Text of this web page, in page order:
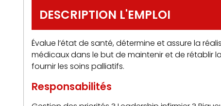
DESCRIPTION L'EMPLOI
Évalue l’état de santé, détermine et assure la
médicaux dans le but de maintenir et de rétablir
fournir les soins palliatifs.
Responsabilités